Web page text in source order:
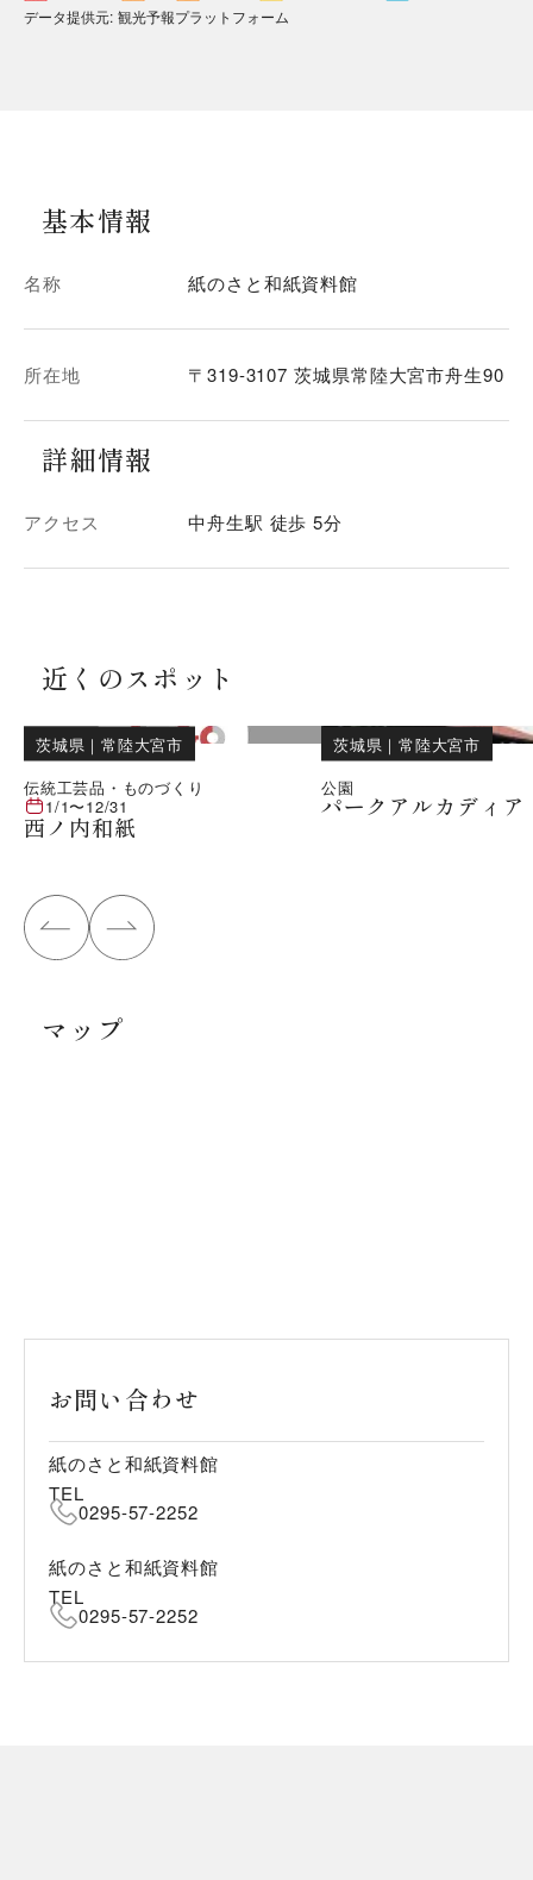
データ提供元: 観光予報プラットフォーム
基本情報
名称 紙のさと和紙資料館
所在地 〒319-3107 茨城県常陸大宮市舟生90
詳細情報
アクセス 中舟生駅 徒歩 5分
近くのスポット
茨城県 ｜常陸大宮市
伝統工芸品・ものづくり
1/1〜12/31
西ノ内和紙
茨城県 ｜常陸大宮市
公園
パークアルカディア
マップ
お問い合わせ
紙のさと和紙資料館
TEL
0295-57-2252
紙のさと和紙資料館
TEL
0295-57-2252